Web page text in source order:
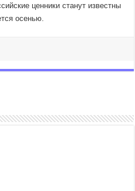
ценники станут известны
осенью.